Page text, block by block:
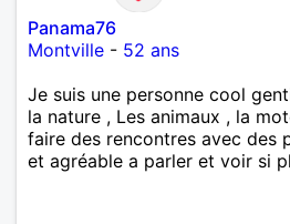
Panama76
Montville - 52 ans
Je suis une personne cool
la nature , Les animaux , la
faire des rencontres avec des
et agréable a parler et voir si